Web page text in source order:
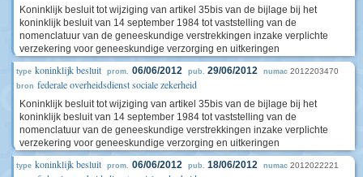
Koninklijk besluit tot wijziging van artikel 35bis van de bijlage bij het
koninklijk besluit van 14 september 1984 tot vaststelling van de
nomenclatuur van de geneeskundige verstrekkingen inzake verplichte
verzekering voor geneeskundige verzorging en uitkeringen
type koninklijk besluit prom. 06/06/2012 pub. 29/06/2012 numac 2012203470
bron federale overheidsdienst sociale zekerheid
Koninklijk besluit tot wijziging van artikel 35bis van de bijlage bij het
koninklijk besluit van 14 september 1984 tot vaststelling van de
nomenclatuur van de geneeskundige verstrekkingen inzake verplichte
verzekering voor geneeskundige verzorging en uitkeringen
type koninklijk besluit prom. 06/06/2012 pub. 18/06/2012 numac 2012022221